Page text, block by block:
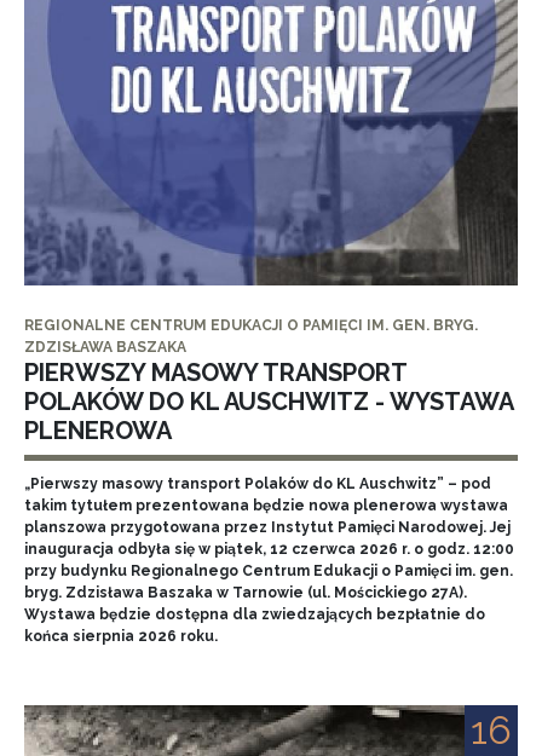
REGIONALNE CENTRUM EDUKACJI O PAMIĘCI IM. GEN. BRYG.
ZDZISŁAWA BASZAKA
PIERWSZY MASOWY TRANSPORT
POLAKÓW DO KL AUSCHWITZ - WYSTAWA
PLENEROWA
„Pierwszy masowy transport Polaków do KL Auschwitz” – pod
takim tytułem prezentowana będzie nowa plenerowa wystawa
planszowa przygotowana przez Instytut Pamięci Narodowej. Jej
inauguracja odbyła się w piątek, 12 czerwca 2026 r. o godz. 12:00
przy budynku Regionalnego Centrum Edukacji o Pamięci im. gen.
bryg. Zdzisława Baszaka w Tarnowie (ul. Mościckiego 27A).
Wystawa będzie dostępna dla zwiedzających bezpłatnie do
końca sierpnia 2026 roku.
16